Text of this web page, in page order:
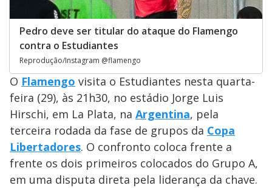
Pedro deve ser titular do ataque do Flamengo
contra o Estudiantes
Reprodução/Instagram @flamengo
O Flamengo visita o Estudiantes nesta quarta-
feira (29), às 21h30, no estádio Jorge Luis
Hirschi, em La Plata, na Argentina, pela
terceira rodada da fase de grupos da Copa
Libertadores. O confronto coloca frente a
frente os dois primeiros colocados do Grupo A,
em uma disputa direta pela liderança da chave.